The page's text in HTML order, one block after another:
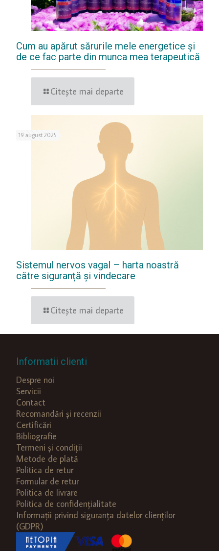
Cum au apărut sărurile mele energetice și
de ce fac parte din munca mea terapeutică
Citește mai departe
19 august 2025
Sistemul nervos vagal – harta noastră
către siguranță și vindecare
Citește mai departe
Informatii clienti
Despre noi
Servicii
Contact
Recomandări și recenzii
Certificări
Bibliografie
Termeni și condiții
Metode de plată
Politica de retur
Formular de retur
Politica de livrare
Politica de confidențialitate
Informații privind siguranța datelor clienților
(GDPR)